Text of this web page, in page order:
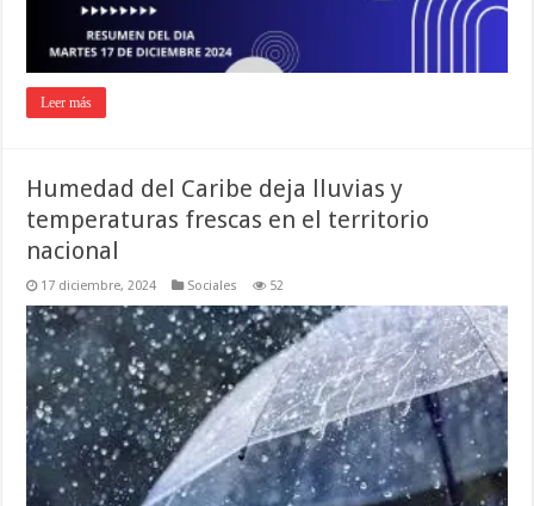
Leer más
Humedad del Caribe deja lluvias y
temperaturas frescas en el territorio
nacional
17 diciembre, 2024 Sociales 52